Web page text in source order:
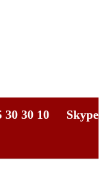
30 30 10 Skype